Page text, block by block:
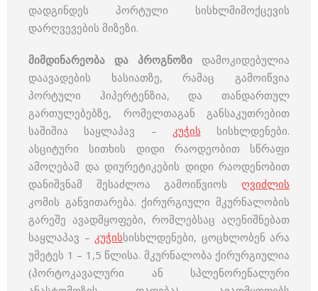
დადგინდეს პორტული სისხლმიმოქცევის
დარღვევების მიზეზი.
მიმდინარეობა და პროგნოზი დამოკიდებულია
დაავადების ხასიათზე, რამაც გამოიწვია
პორტული ჰიპერტენზია, და თანდართულ
გართულებებზე, რომელთაგან განსაკუთრებით
საშიშია საყლაპავ – კუჭის სისხლდენები.
ასციტური სითხის დიდი რაოდეობით სწრაფი
ამოღებამ და დიურეტიკების დიდი რაოდენობით
დანიშვნამ შესაძლოა გამოიწვიოს ღვიძლის
კომის განვითარება. ქირურგიული მკურნალობის
გარეშე ავადმყოფები, რომლებსაც აღენიშნებათ
საყლაპავ – კუჭისსისხლდენები, ცოცხლობენ არა
უმეტეს 1 – 1,5 წლისა. მკურნალობა ქირურგიულია
(პორტოკავალური ან სპლენორენალური